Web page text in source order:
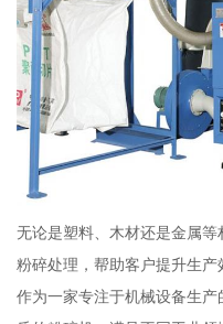
无论是塑料、木材还是金属
粉碎处理，帮助客户提升生产
作为一家专注于机械设备生